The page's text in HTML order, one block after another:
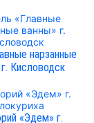
нарзанные
Кисловодск
«Эдем» г.